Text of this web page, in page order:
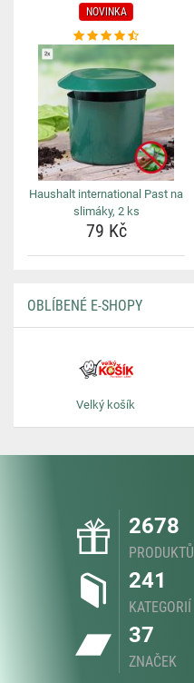
NOVINKA
Haushalt international Past na
slimáky, 2 ks
79 Kč
OBLÍBENÉ E-SHOPY
Velký košík
2678
PRODUKTŮ
241
KATEGORIÍ
37
ZNAČEK